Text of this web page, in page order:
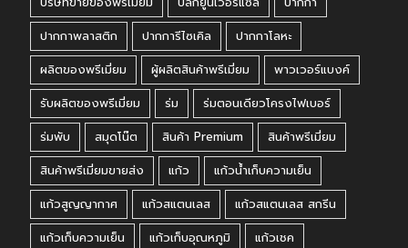
ปากกาพลาสติก
ปากการีไซเคิล
ปากกาโลหะ
ผลิตของพรีเมี่ยม
ผู้ผลิตสินค้าพรีเมี่ยม
พาวเวอร์แบงค์
รับผลิตของพรีเมี่ยม
ร่ม
ร่มตอนเดียวโครงไฟเบอร์
ร่มพับ
สมุดโน๊ต สินค้า Premium
สินค้าพรีเมี่ยม
สินค้าพรีเมี่ยมขายส่ง
แก้ว
แก้วน้ำเก็บความเย็น
แก้วสูญญากาศ
แก้วสแตนเลส
แก้วสแตนเลส สกรีน
แก้วเก็บความเย็น
แก้วเก็บอุณหภูมิ
แก้วเชค